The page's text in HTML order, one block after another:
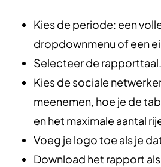
Kies de periode: een
dropdownmenu of een
Selecteer de rapporttaal.
Kies de sociale
meenemen, hoe je de
en het maximale aantal
Voeg je logo toe als je
Download het rapport